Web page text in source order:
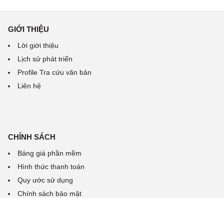
GIỚI THIỆU
Lời giới thiệu
Lịch sử phát triển
Profile Tra cứu văn bản
Liên hệ
CHÍNH SÁCH
Bảng giá phần mềm
Hình thức thanh toán
Quy ước sử dụng
Chính sách bảo mật